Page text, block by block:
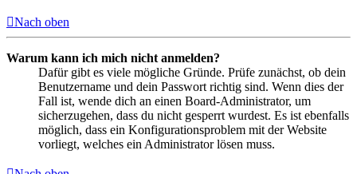
Nach oben
Warum kann ich mich nicht anmelden?
Dafür gibt es viele mögliche Gründe. Prüfe zunächst, ob dein
Benutzername und dein Passwort richtig sind. Wenn dies der
Fall ist, wende dich an einen Board-Administrator, um
sicherzugehen, dass du nicht gesperrt wurdest. Es ist ebenfalls
möglich, dass ein Konfigurationsproblem mit der Website
vorliegt, welches ein Administrator lösen muss.